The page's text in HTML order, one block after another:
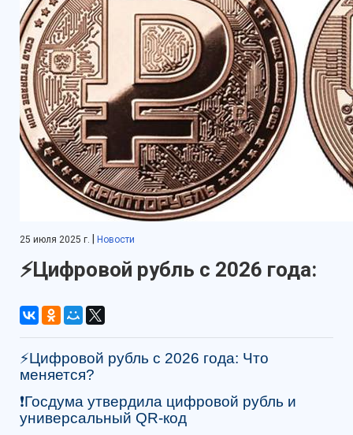
25 июля 2025 г. Новости
⚡️Цифровой рубль с 2026 года:
⚡️Цифровой рубль с 2026 года: Что
меняется?
❗️Госдума утвердила цифровой рубль и
универсальный QR-код